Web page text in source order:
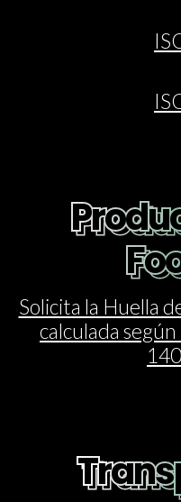
Solicita la Huella
calculada